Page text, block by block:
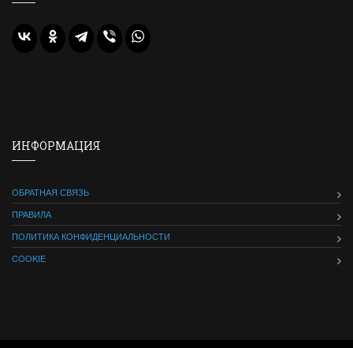
ИНФОРМАЦИЯ
ОБРАТНАЯ СВЯЗЬ
ПРАВИЛА
ПОЛИТИКА КОНФИДЕНЦИАЛЬНОСТИ
COOKIE